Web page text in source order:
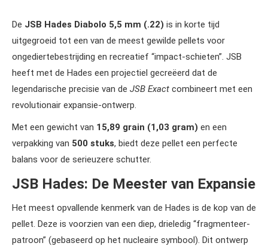
De JSB Hades Diabolo 5,5 mm (.22) is in korte tijd
uitgegroeid tot een van de meest gewilde pellets voor
ongediertebestrijding en recreatief “impact-schieten”. JSB
heeft met de Hades een projectiel gecreëerd dat de
legendarische precisie van de JSB Exact combineert met een
revolutionair expansie-ontwerp.
Met een gewicht van 15,89 grain (1,03 gram) en een
verpakking van 500 stuks, biedt deze pellet een perfecte
balans voor de serieuzere schutter.
JSB Hades: De Meester van Expansie
Het meest opvallende kenmerk van de Hades is de kop van de
pellet. Deze is voorzien van een diep, drieledig “fragmenteer-
patroon” (gebaseerd op het nucleaire symbool). Dit ontwerp